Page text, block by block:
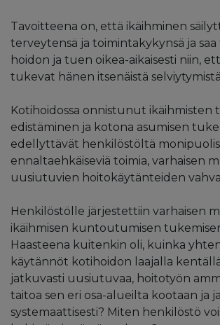
Tavoitteena on, että ikäihminen
terveytensä ja toimintakykynsä ja saa
hoidon ja tuen oikea-aikaisesti niin,
tukevat hänen itsenäistä
Kotihoidossa onnistunut ikäihmisten
edistäminen ja kotona asumisen
edellyttävät henkilöstöltä
ennaltaehkäiseviä toimia, varhaisen
uusiutuvien hoitokäytänteiden
Henkilöstölle järjestettiin varhaisen
ikäihmisen kuntoutumisen
Haasteena kuitenkin oli, kuinka
käytännöt kotihoidon laajalla
jatkuvasti uusiutuvaa, hoitotyön
taitoa sen eri osa-alueilta kootaan ja
systemaattisesti? Miten henkilöstö